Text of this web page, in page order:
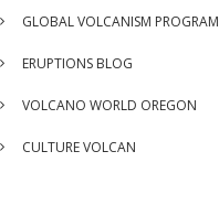
GLOBAL VOLCANISM PROGRAM
ERUPTIONS BLOG
VOLCANO WORLD OREGON
CULTURE VOLCAN